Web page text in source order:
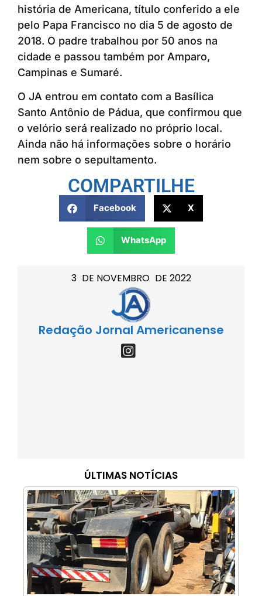
3 DE NOVEMBRO DE 2022
Redação Jornal Americanense
ÚLTIMAS NOTÍCIAS
história de Americana, título conferido a ele
pelo Papa Francisco no dia 5 de agosto de
2018. O padre trabalhou por 50 anos na
cidade e passou também por Amparo,
Campinas e Sumaré.
O JA entrou em contato com a Basílica
Santo Antônio de Pádua, que confirmou que
o velório será realizado no próprio local.
Ainda não há informações sobre o horário
nem sobre o sepultamento.
COMPARTILHE
Facebook X
WhatsApp